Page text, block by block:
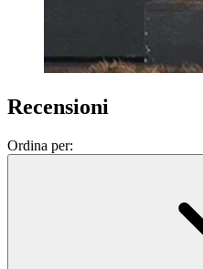
Recensioni
Ordina per: